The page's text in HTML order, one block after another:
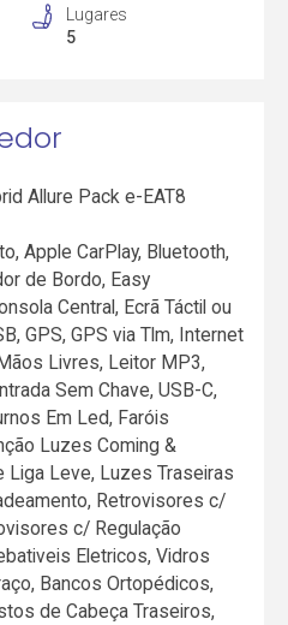
Lugares
5
Allure Pack e-EAT8
Apple CarPlay, Bluetooth,
de Bordo, Easy
Central, Ecrã Táctil ou
GPS, GPS via Tlm, Internet
Livres, Leitor MP3,
Sem Chave, USB-C,
Em Led, Faróis
Luzes Coming &
Liga Leve, Luzes Traseiras
Retrovisores c/
c/ Regulação
Eletricos, Vidros
Bancos Ortopédicos,
de Cabeça Traseiros,